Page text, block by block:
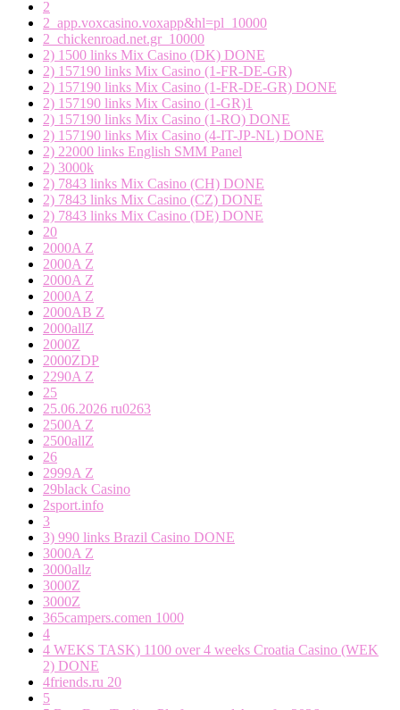
2
2_app.voxcasino.voxapp&hl=pl_10000
2_chickenroad.net.gr_10000
2) 1500 links Mix Casino (DK) DONE
2) 157190 links Mix Casino (1-FR-DE-GR)
2) 157190 links Mix Casino (1-FR-DE-GR) DONE
2) 157190 links Mix Casino (1-GR)1
2) 157190 links Mix Casino (1-RO) DONE
2) 157190 links Mix Casino (4-IT-JP-NL) DONE
2) 22000 links English SMM Panel
2) 3000k
2) 7843 links Mix Casino (CH) DONE
2) 7843 links Mix Casino (CZ) DONE
2) 7843 links Mix Casino (DE) DONE
20
2000A Z
2000A Z
2000A Z
2000A Z
2000AB Z
2000allZ
2000Z
2000ZDP
2290A Z
25
25.06.2026 ru0263
2500A Z
2500allZ
26
2999A Z
29black Casino
2sport.info
3
3) 990 links Brazil Casino DONE
3000A Z
3000allz
3000Z
3000Z
365campers.comen 1000
4
4 WEKS TASK) 1100 over 4 weeks Croatia Casino (WEK
2) DONE
4friends.ru 20
5